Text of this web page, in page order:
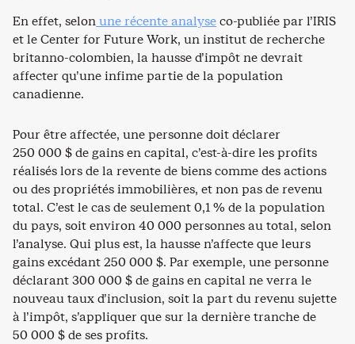
En effet, selonune récente analyseco-publiée par l’IRIS
et le Center for Future Work, un institut de recherche
britanno-colombien, la hausse d’impôt ne devrait
affecter qu’une infime partie de la population
canadienne.
Pour être affectée, une personne doit déclarer
250 000 $ de gains en capital, c’est-à-dire les profits
réalisés lors de la revente de biens comme des actions
ou des propriétés immobilières, et non pas de revenu
total. C’est le cas de seulement 0,1 % de la population
du pays, soit environ 40 000 personnes au total, selon
l’analyse. Qui plus est, la hausse n’affecte que leurs
gains excédant 250 000 $. Par exemple, une personne
déclarant 300 000 $ de gains en capital ne verra le
nouveau taux d’inclusion, soit la part du revenu sujette
à l’impôt, s’appliquer que sur la dernière tranche de
50 000 $ de ses profits.